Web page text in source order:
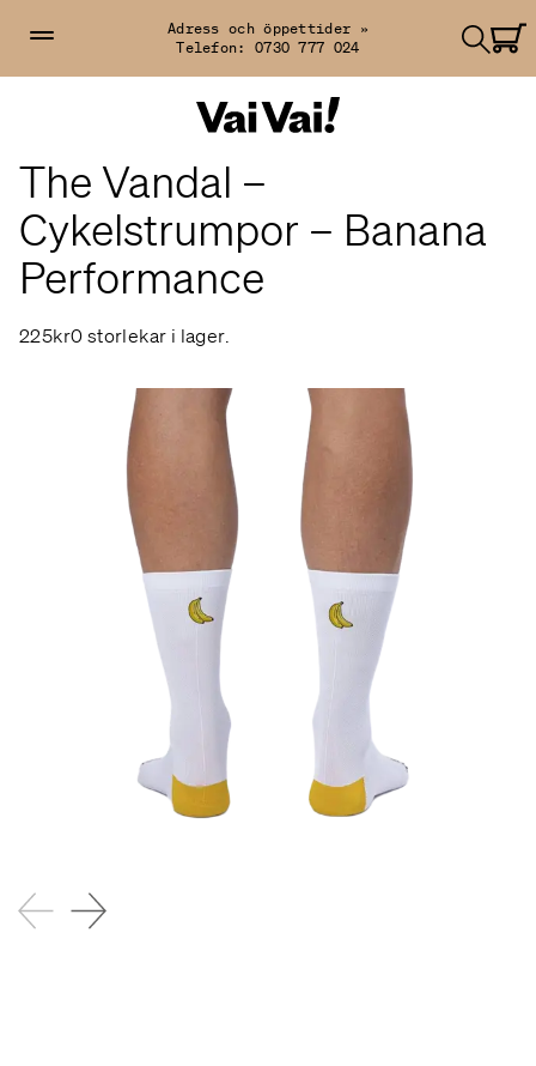
Adress och öppettider »
Telefon: 0730 777 024
The Vandal –
Cykelstrumpor – Banana
Performance
225kr0 storlekar i lager.